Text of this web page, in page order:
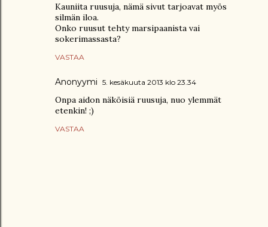
Kauniita ruusuja, nämä sivut tarjoavat myös
silmän iloa.
Onko ruusut tehty marsipaanista vai
sokerimassasta?
VASTAA
Anonyymi 5. kesäkuuta 2013 klo 23.34
Onpa aidon näköisiä ruusuja, nuo ylemmät
etenkin! ;)
VASTAA